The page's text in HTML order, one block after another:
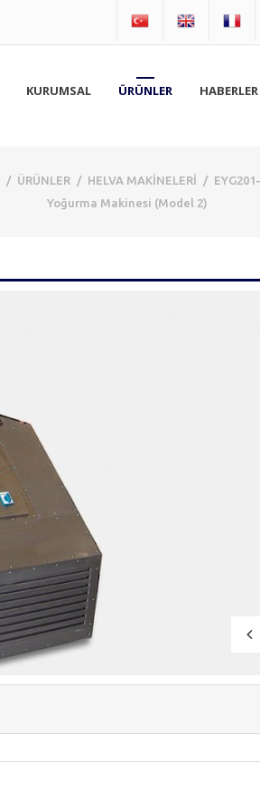
KURUMSAL ÜRÜNLER HABERLER
/ ÜRÜNLER / HELVA MAKİNELERİ /
Yoğurma Makinesi (Model 2)